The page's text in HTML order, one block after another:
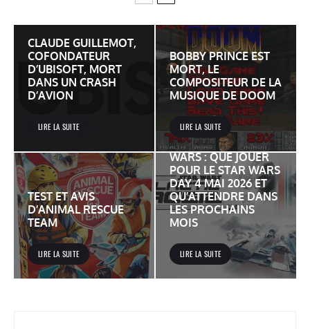
CLAUDE GUILLEMOT,
COFONDATEUR
D’UBISOFT, MORT
DANS UN CRASH
D’AVION
LIRE LA SUITE
BOBBY PRINCE EST
MORT, LE
COMPOSITEUR DE LA
MUSIQUE DE DOOM
LIRE LA SUITE
TEST ET AVIS
D’ANIMAL RESCUE
TEAM
LIRE LA SUITE
JEUX VIDÉO STAR
WARS : QUE JOUER
POUR LE STAR WARS
DAY 4 MAI 2026 ET
QU’ATTENDRE DANS
LES PROCHAINS
MOIS
LIRE LA SUITE